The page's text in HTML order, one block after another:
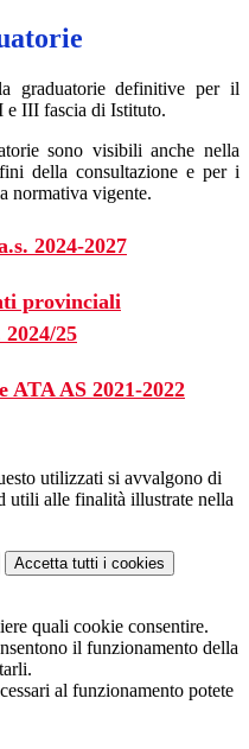
graduatorie definitive per il
e III fascia di Istituto.
sono visibili anche nella
della consultazione e per i
normativa vigente.
2024-2027
provinciali
25
AS 2021-2022
utilizzati si avvalgono di
utili alle finalità illustrate nella
Accetta tutti i cookies
quali cookie consentire.
il funzionamento della
al funzionamento potete